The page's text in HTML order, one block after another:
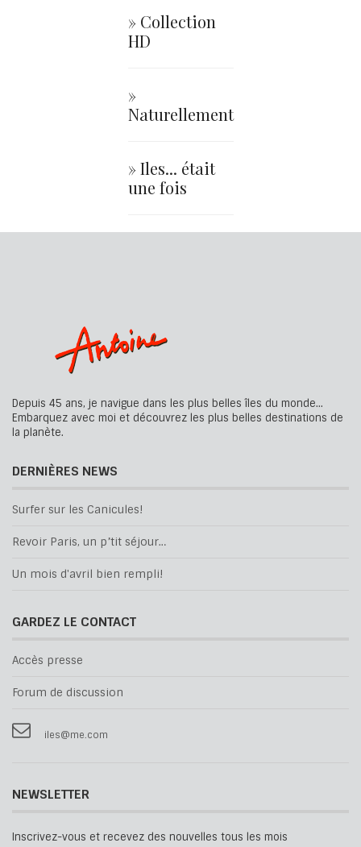
» Collection
HD
»
Naturellement
» Iles... était
une fois
Depuis 45 ans, je navigue dans les plus belles îles du monde...
Embarquez avec moi et découvrez les plus belles destinations de
la planète.
DERNIÈRES NEWS
Surfer sur les Canicules!
Revoir Paris, un p’tit séjour…
Un mois d'avril bien rempli!
GARDEZ LE CONTACT
Accès presse
Forum de discussion
iles@me.com
NEWSLETTER
Inscrivez-vous et recevez des nouvelles tous les mois